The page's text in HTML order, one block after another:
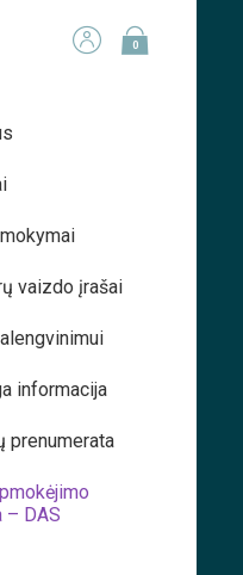
0
vaizdo įrašai
informacija
prenumerata
– DAS